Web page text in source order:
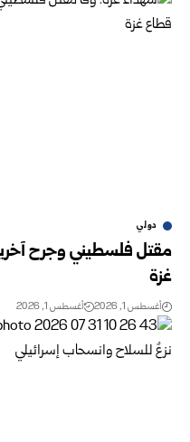
دولي
مقتل فلسطيني وجرح
غزة
أغسطس 1, 2026 أغسطس 1, 2026